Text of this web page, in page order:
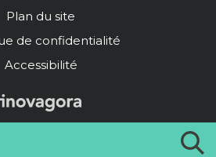
Plan du site
de confidentialité
Accessibilité